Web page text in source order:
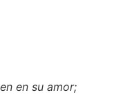
en su amor;